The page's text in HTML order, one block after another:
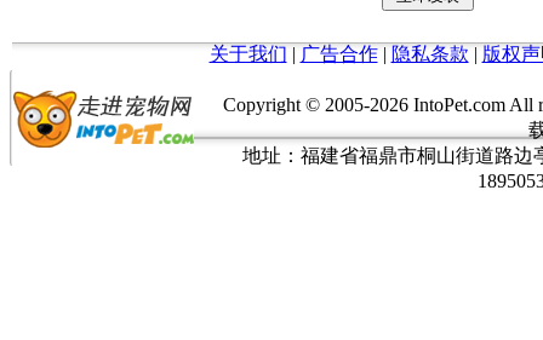
关于我们 | 广告合作| 隐私条款 | 版权
Copyright © 2005-2026 IntoPet.com
地址：福建省福鼎市桐山街道路边